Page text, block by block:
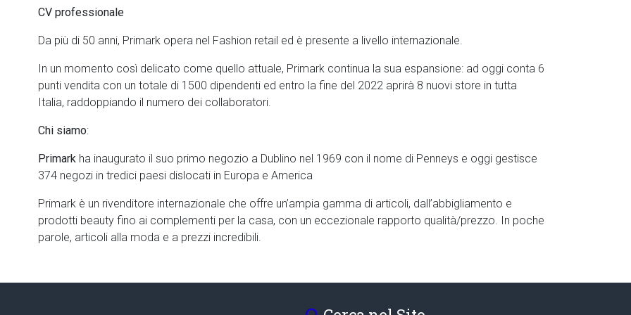
CV professionale
Da più di 50 anni, Primark opera nel Fashion retail ed è presente a livello internazionale.
In un momento così delicato come quello attuale, Primark continua la sua espansione: ad oggi conta 6
punti vendita con un totale di 1500 dipendenti ed entro la fine del 2022 aprirà 8 nuovi store in tutta
Italia, raddoppiando il numero dei collaboratori.
Chi siamo:
Primark ha inaugurato il suo primo negozio a Dublino nel 1969 con il nome di Penneys e oggi gestisce
374 negozi in tredici paesi dislocati in Europa e America
Primark è un rivenditore internazionale che offre un’ampia gamma di articoli, dall’abbigliamento e
prodotti beauty fino ai complementi per la casa, con un eccezionale rapporto qualità/prezzo. In poche
parole, articoli alla moda e a prezzi incredibili.